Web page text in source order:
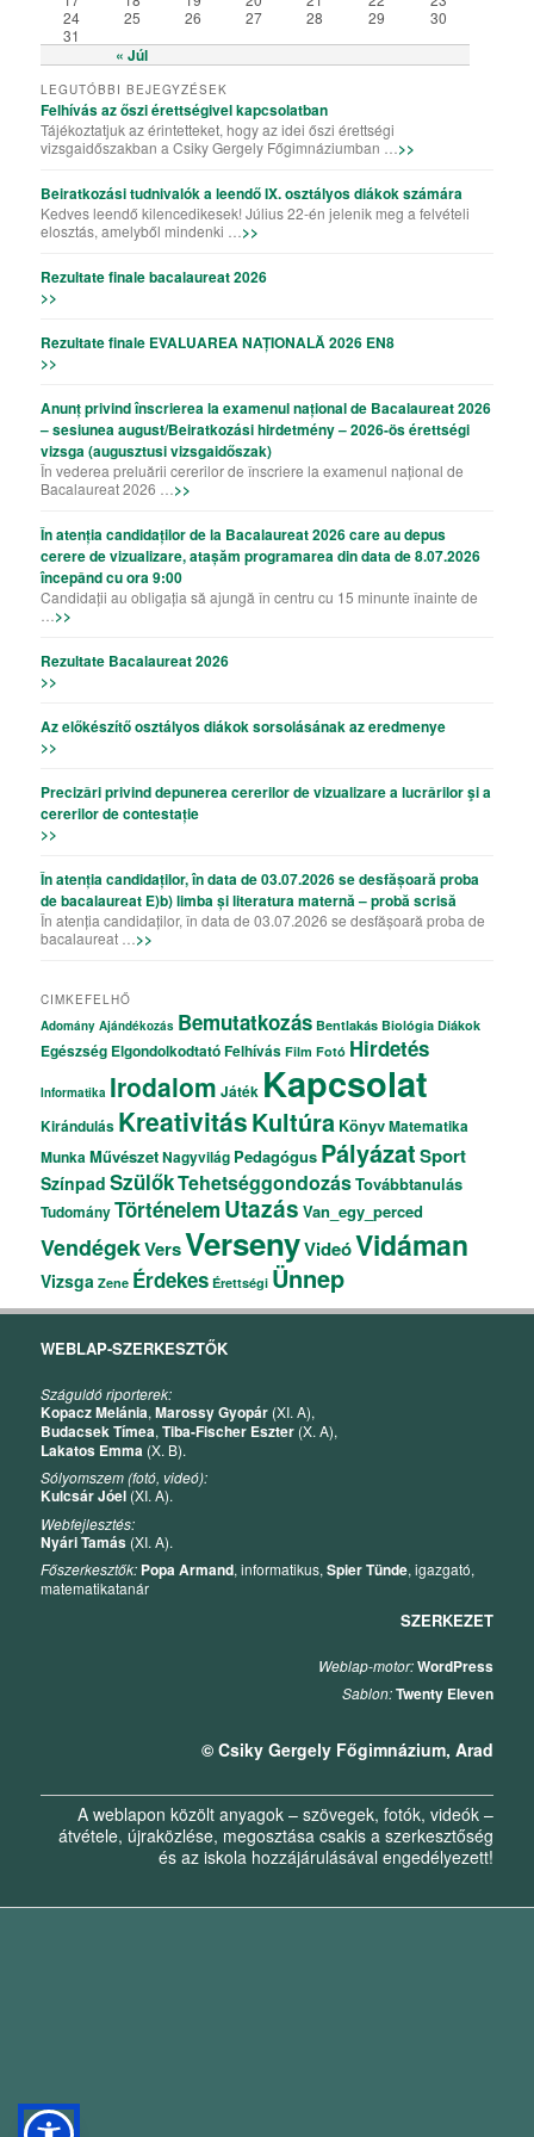
« Júl
24
25 26 27 28 29
30
31
LEGUTÓBBI BEJEGYZÉSEK
Felhívás az őszi érettségivel kapcsolatban
Tájékoztatjuk az érintetteket, hogy az idei őszi érettségi
vizsgaidőszakban a Csiky Gergely Főgimnáziumban … >>
Beiratkozási tudnivalók a leendő IX. osztályos diákok számára
Kedves leendő kilencedikesek! Július 22-én jelenik meg a felvételi
elosztás, amelyből mindenki … >>
Rezultate finale bacalaureat 2026
>>
Rezultate finale EVALUAREA NAȚIONALĂ 2026 EN8
>>
Anunț privind înscrierea la examenul național de Bacalaureat 2026
– sesiunea august/Beiratkozási hirdetmény – 2026-ös érettségi
vizsga (augusztusi vizsgaidőszak)
În vederea preluării cererilor de înscriere la examenul național de
Bacalaureat 2026 … >>
În atenția candidaților de la Bacalaureat 2026 care au depus
cerere de vizualizare, atașăm programarea din data de 8.07.2026
începând cu ora 9:00
Candidații au obligația să ajungă în centru cu 15 minunte înainte de
>>
Rezultate Bacalaureat 2026
>>
Az előkészítő osztályos diákok sorsolásának az eredmenye
>>
Precizǎri privind depunerea cererilor de vizualizare a lucrǎrilor şi a
cererilor de contestație
>>
În atenția candidaților, în data de 03.07.2026 se desfășoară proba
de bacalaureat E)b) limba și literatura maternă – probă scrisă
În atenția candidaților, în data de 03.07.2026 se desfășoară proba de
bacalaureat … >>
CIMKEFELHŐ
Adomány Ajándékozás Bemutatkozás Bentlakás Biológia Diákok
Egészség ElgondolkodtatóFelhívás Film Fotó Hirdetés
Informatika Irodalom Játék Kapcsolat
Kirándulás KreativitásKultúra KönyvMatematika
MunkaMűvészetNagyvilág Pedagógus PályázatSport
Színpad SzülőkTehetséggondozásTovábbtanulás
TudományTörténelem Utazás Van_egy_perced
VendégekVersVersenyVideóVidáman
Vizsga Zene Érdekes Érettségi Ünnep
WEBLAP-SZERKESZTŐK
Száguldó riporterek:
Kopacz Melánia,Marossy Gyopár (XI. A),
Budacsek Tímea,Tiba-Fischer Eszter (X. A),
Lakatos Emma (X. B).
Sólyomszem (fotó, videó):
Kulcsár Jóel (XI. A).
Webfejlesztés:
Nyári Tamás (XI. A).
Főszerkesztők: Popa Armand, informatikus,Spier Tünde, igazgató,
matematikatanár
SZERKEZET
Weblap-motor:WordPress
Sablon:Twenty Eleven
© Csiky Gergely Főgimnázium, Arad
A weblapon közölt anyagok – szövegek, fotók, videók –
átvétele, újraközlése, megosztása csakis a szerkesztőség
és az iskola hozzájárulásával engedélyezett!